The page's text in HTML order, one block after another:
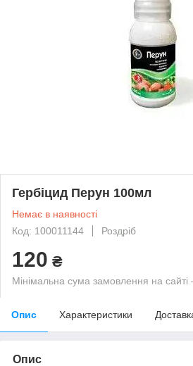
Гербіцид Перун 100мл
Немає в наявності
Код: 100011144
Роздріб
120 ₴
Мінімальна сума замовлення на
Опис Характеристики
Опис